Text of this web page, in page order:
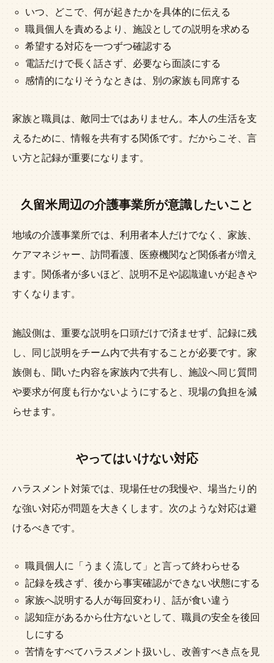
いつ、どこで、何が起きたかを具体的に伝える
職員個人を責めるより、施設としての説明を求める
希望する対応を一つずつ確認する
電話だけで長く話さず、必要なら面談にする
感情的になりそうなときは、別の家族も同席する
家族と職員は、敵同士ではありません。本人の生活を支
えるために、情報を共有する関係です。だからこそ、言
い方と記録が重要になります。
久留米周辺の介護事業所が意識したいこと
地域の介護事業所では、利用者本人だけでなく、家族、
ケアマネジャー、訪問看護、医療機関など関係者が増え
ます。関係者が多いほど、説明不足や認識違いが起きや
すくなります。
施設側は、重要な説明を口頭だけで済ませず、記録に残
し、同じ説明をチーム内で共有することが必要です。家
族側も、聞いた内容を家族内で共有し、施設へ同じ質問
や要求が何度も行かないようにすると、現場の負担を減
らせます。
やってはいけない対応
ハラスメント対策では、現場任せの我慢や、場当たり的
な強い対応が問題を大きくします。次のような対応は避
けるべきです。
職員個人に「うまく流して」と言って終わらせる
記録を残さず、後から事実確認ができない状態にする
家族へ説明する人が毎回変わり、話が食い違う
認知症があるから仕方ないとして、職員の安全を後回
しにする
苦情をすべてハラスメント扱いし、改善すべき点を見